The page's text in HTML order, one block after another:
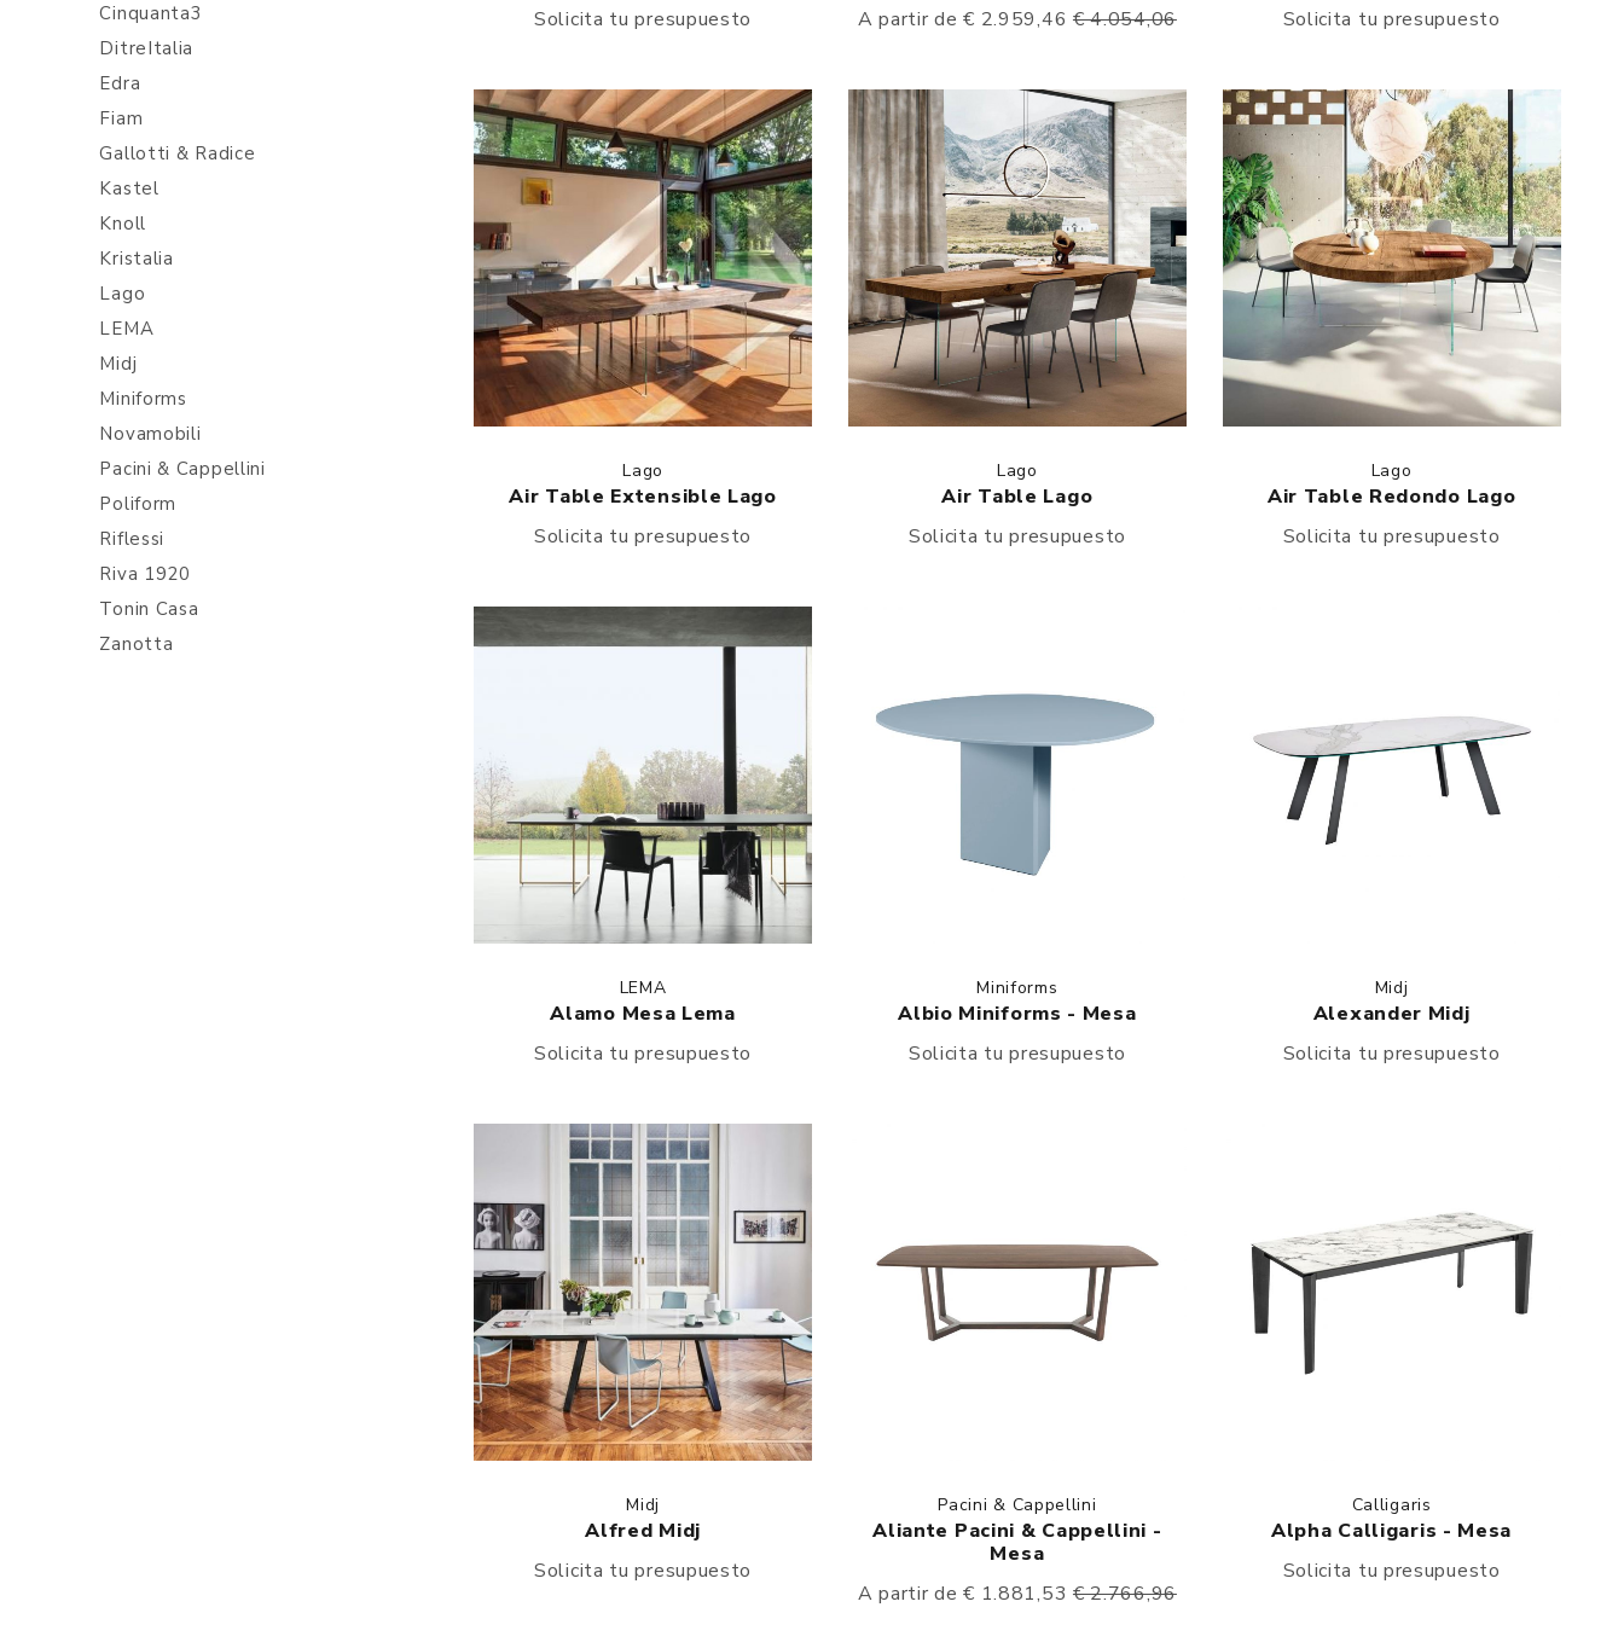
Solicita tu presupuesto
A partir de € 2.959,46 € 4.054,06
Solicita tu presupuesto
Lago
Air Table Extensible Lago
Solicita tu presupuesto
Lago
Air Table Lago
Solicita tu presupuesto
Lago
Air Table Redondo Lago
Solicita tu presupuesto
LEMA
Alamo Mesa Lema
Solicita tu presupuesto
Miniforms
Albio Miniforms - Mesa
Solicita tu presupuesto
Midj
Alexander Midj
Solicita tu presupuesto
Midj
Alfred Midj
Solicita tu presupuesto
Pacini & Cappellini
Aliante Pacini & Cappellini -
Mesa
A partir de € 1.881,53 € 2.766,96
Calligaris
Alpha Calligaris - Mesa
Solicita tu presupuesto
Cinquanta3
DitreItalia
Edra
Fiam
Gallotti & Radice
Kastel
Knoll
Kristalia
Lago
LEMA
Midj
Miniforms
Novamobili
Pacini & Cappellini
Poliform
Riflessi
Riva 1920
Tonin Casa
Zanotta